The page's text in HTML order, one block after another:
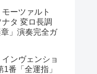
モーツァルト
ナタ 変ロ長調
」演奏完全ガ
インヴェンショ
1番「全運指」